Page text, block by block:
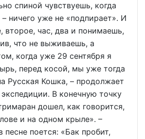
спиной чувствуешь, когда
– ничего уже не «подпирает». И
второе, час, два и понимаешь,
что не выживаешь, а
когда уже 29 сентября я
перед косой, мы уже тогда
Русская Кошка, – продолжает
В конечную точку
дошел, как говорится,
и на одном крыле». –
песне поется: «Бак пробит,